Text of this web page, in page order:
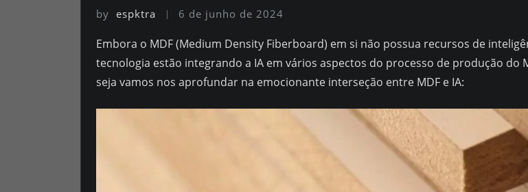
by espktra 6 de junho de 2024
Embora o MDF (Medium Density Fiberboard) em si não possua recursos de
tecnologia estão integrando a IA em vários aspectos do processo de produção do
seja vamos nos aprofundar na emocionante interseção entre MDF e IA: